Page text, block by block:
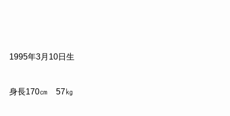
1995年3月 10日生
身長170㎝ 57㎏